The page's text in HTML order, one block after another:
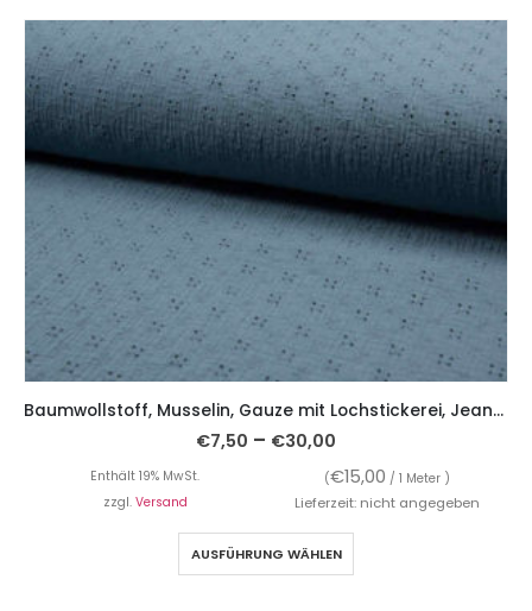
Baumwollstoff, Musselin, Gauze mit Lochstickerei, Jeansblau
€7,50 – €30,00
Enthält 19% MwSt. (€15,00 / 1 Meter )
zzgl. Versand Lieferzeit: nicht angegeben
AUSFÜHRUNG WÄHLEN